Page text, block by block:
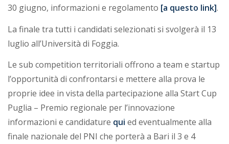
30 giugno, informazioni e regolamento [a questo link].
La finale tra tutti i candidati selezionati si svolgerà il 13
luglio all’Università di Foggia.
Le sub competition territoriali offrono a team e startup
l’opportunità di confrontarsi e mettere alla prova le
proprie idee in vista della partecipazione alla Start Cup
Puglia – Premio regionale per l’innovazione
informazioni e candidature qui ed eventualmente alla
finale nazionale del PNI che porterà a Bari il 3 e 4